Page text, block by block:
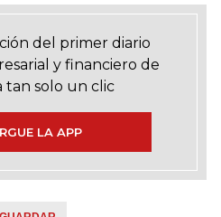
del primer diario
y financiero de
tan solo un clic
LA APP